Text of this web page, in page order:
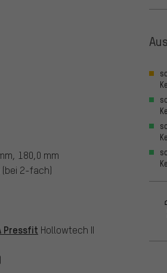
180,0 mm
2-fach)
Pressfit Hollowtech II
)